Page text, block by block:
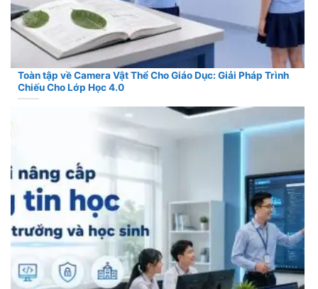
Toàn tập về Camera Vật Thể Cho Giáo Dục: Giải Pháp Trình
Chiếu Cho Lớp Học 4.0